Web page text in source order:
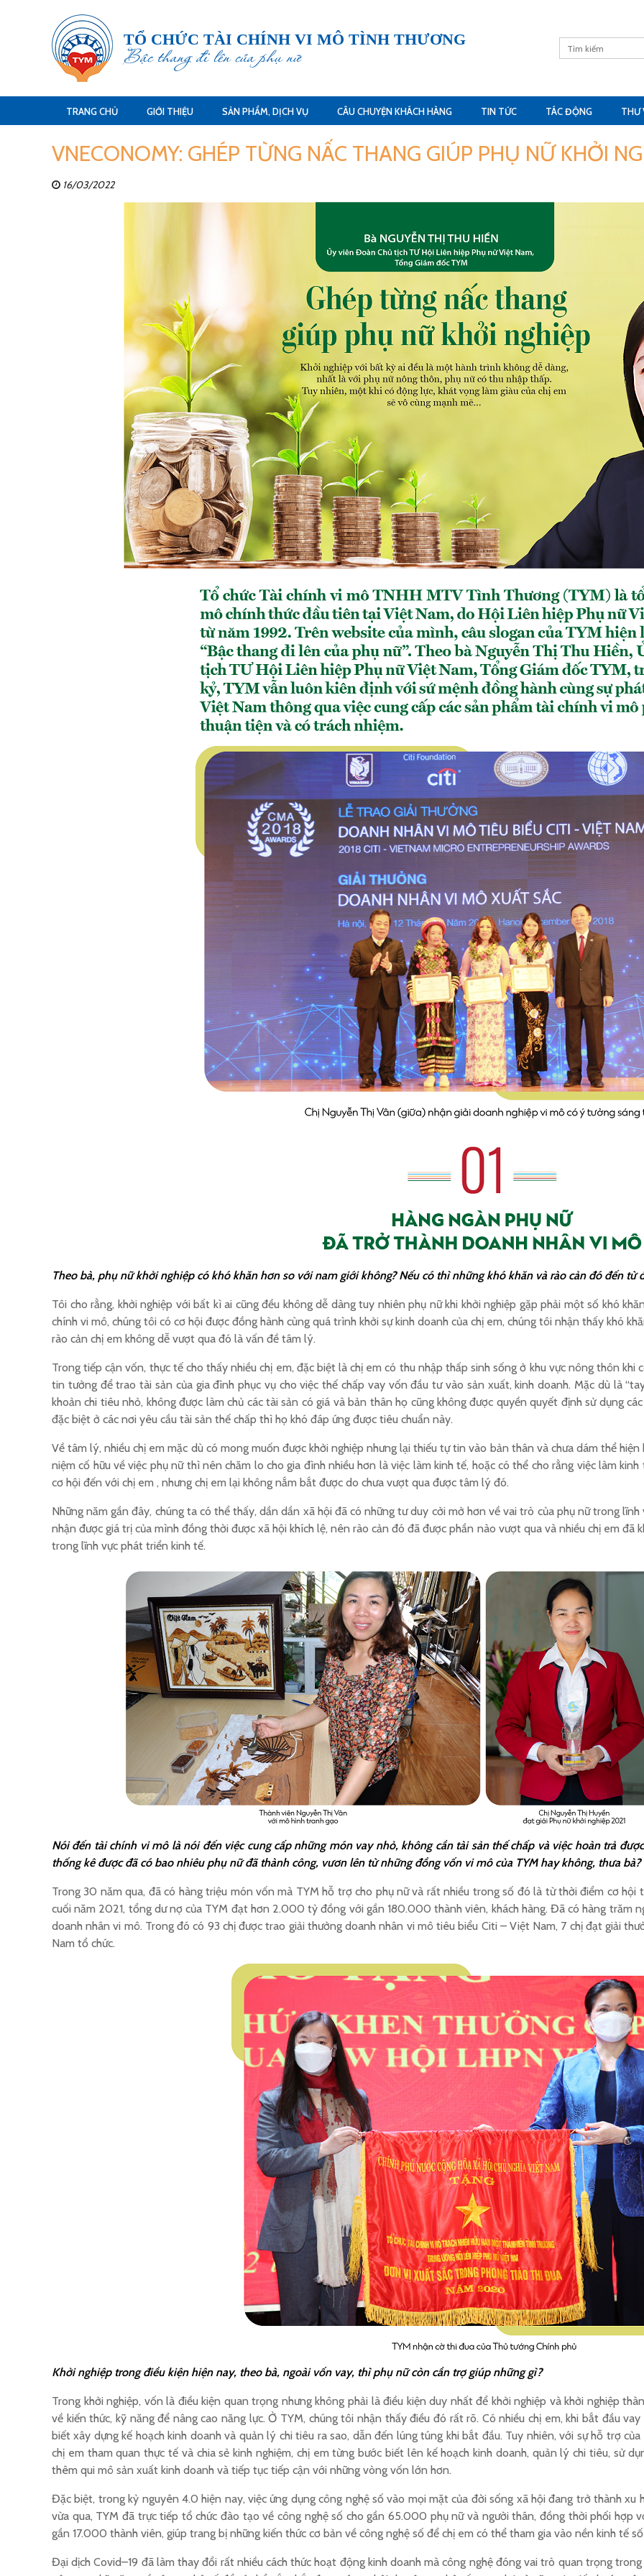
TỔ CHỨC TÀI CHÍNH VI MÔ TÌNH THƯƠNG
Bậc thang đi lên của phụ nữ
TRANG CHỦ GIỚI THIỆU SẢN PHẨM, DỊCH VỤ CÂU CHUYỆN KHÁCH HÀNG TIN TỨC TÁC ĐỘNG THƯ
VNECONOMY: GHÉP TỪNG NẤC THANG GIÚP PHỤ NỮ KHỞI
16/03/2022
Theo bà, phụ nữ khởi nghiệp có khó khăn hơn so với nam giới không? Nếu có thì những khó khăn và rào cản đó đến từ
Tôi cho rằng, khởi nghiệp với bất kì ai cũng đều không dễ dàng tuy nhiên phụ nữ khi khởi nghiệp gặp phải một số khó
chính vi mô, chúng tôi có cơ hội được đồng hành cùng quá trình khởi sự kinh doanh của chị em, chúng tôi nhận thấy khó
rào cản chị em không dễ vượt qua đó là vấn đề tâm lý.
Trong tiếp cận vốn, thực tế cho thấy nhiều chị em, đặc biệt là chị em có thu nhập thấp sinh sống ở khu vực nông thôn khi
tin tưởng để trao tài sản của gia đình phục vụ cho việc thế chấp vay vốn đầu tư vào sản xuất, kinh doanh. Mặc dù là
khoản chi tiêu nhỏ, không được làm chủ các tài sản có giá và bản thân họ cũng không được quyền quyết định sử dụng
đặc biệt ở các nơi yêu cầu tài sản thế chấp thì họ khó đáp ứng được tiêu chuẩn này.
Về tâm lý, nhiều chị em mặc dù có mong muốn được khởi nghiệp nhưng lại thiếu tự tin vào bản thân và chưa dám thể
niệm cố hữu về việc phụ nữ thì nên chăm lo cho gia đình nhiều hơn là việc làm kinh tế, hoặc có thể cho rằng việc làm
cơ hội đến với chị em , nhưng chị em lại không nắm bắt được do chưa vượt qua được tâm lý đó.
Những năm gần đây, chúng ta có thể thấy, dần dần xã hội đã có những tư duy cởi mở hơn về vai trò của phụ nữ trong
nhận được giá trị của mình đồng thời được xã hội khích lệ, nên rào cản đó đã được phần nào vượt qua và nhiều chị em đã
trong lĩnh vực phát triển kinh tế.
Nói đến tài chính vi mô là nói đến việc cung cấp những món vay nhỏ, không cần tài sản thế chấp và việc hoàn trả
thống kê được đã có bao nhiêu phụ nữ đã thành công, vươn lên từ những đồng vốn vi mô của TYM hay không, thưa bà?
Trong 30 năm qua, đã có hàng triệu món vốn mà TYM hỗ trợ cho phụ nữ và rất nhiều trong số đó là từ thời điểm cơ hội
cuối năm 2021, tổng dư nợ của TYM đạt hơn 2.000 tỷ đồng với gần 180.000 thành viên, khách hàng. Đã có hàng trăm
doanh nhân vi mô. Trong đó có 93 chị được trao giải thưởng doanh nhân vi mô tiêu biểu Citi – Việt Nam, 7 chị đạt giải
Nam tổ chức.
Khởi nghiệp trong điều kiện hiện nay, theo bà, ngoài vốn vay, thì phụ nữ còn cần trợ giúp những gì?
Trong khởi nghiệp, vốn là điều kiện quan trọng nhưng không phải là điều kiện duy nhất để khởi nghiệp và khởi nghiệp
về kiến thức, kỹ năng để nâng cao năng lực. Ở TYM, chúng tôi nhận thấy điều đó rất rõ. Có nhiều chị em, khi bắt đầu
biết xây dựng kế hoạch kinh doanh và quản lý chi tiêu ra sao, dẫn đến lúng túng khi bắt đầu. Tuy nhiên, với sự hỗ trợ
chị em tham quan thực tế và chia sẻ kinh nghiệm, chị em từng bước biết lên kế hoạch kinh doanh, quản lý chi tiêu, sử
thêm qui mô sản xuất kinh doanh và tiếp tục tiếp cận với những vòng vốn lớn hơn.
Đặc biệt, trong kỷ nguyên 4.0 hiện nay, việc ứng dụng công nghệ số vào mọi mặt của đời sống xã hội đang trở thành
vừa qua, TYM đã trực tiếp tổ chức đào tạo về công nghệ số cho gần 65.000 phụ nữ và người thân, đồng thời phối hợp
gần 17.000 thành viên, giúp trang bị những kiến thức cơ bản về công nghệ số để chị em có thể tham gia vào nền kinh tế
Đại dịch Covid–19 đã làm thay đổi rất nhiều cách thức hoạt động kinh doanh mà công nghệ đóng vai trò quan trọng